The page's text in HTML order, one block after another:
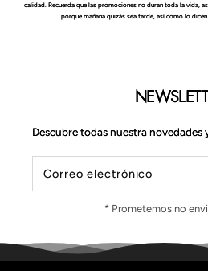
calidad. Recuerda que las promociones no duran toda la vida,
porque mañana quizás sea tarde, así como lo
Descubre todas nuestra novedades
Correo electrónico
* Prometemos no